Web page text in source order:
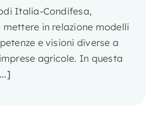
Italia-Condifesa,
in relazione modelli
e visioni diverse a
agricole. In questa